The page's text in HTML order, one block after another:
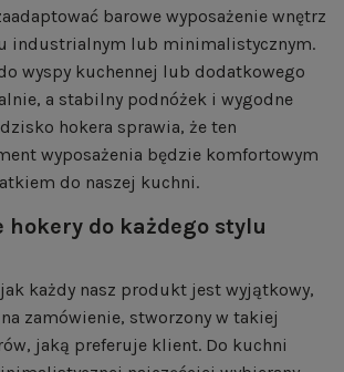
barowe wyposażenie wnętrz
industrialnym lub minimalistycznym.
wyspy kuchennej lub dodatkowego
a stabilny podnóżek i wygodne
hokera sprawia, że ten
wyposażenia będzie komfortowym
do naszej kuchni.
hokery do każdego stylu
każdy nasz produkt jest wyjątkowy,
zamówienie, stworzony w takiej
jaką preferuje klient. Do kuchni